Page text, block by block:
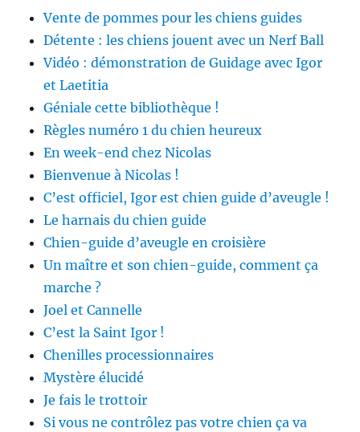
Vente de pommes pour les chiens guides
Détente : les chiens jouent avec un Nerf Ball
Vidéo : démonstration de Guidage avec Igor
et Laetitia
Géniale cette bibliothèque !
Règles numéro 1 du chien heureux
En week-end chez Nicolas
Bienvenue à Nicolas !
C’est officiel, Igor est chien guide d’aveugle !
Le harnais du chien guide
Chien-guide d’aveugle en croisière
Un maître et son chien-guide, comment ça
marche ?
Joel et Cannelle
C’est la Saint Igor !
Chenilles processionnaires
Mystère élucidé
Je fais le trottoir
Si vous ne contrôlez pas votre chien ça va